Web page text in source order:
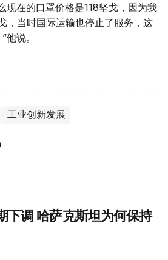
现在的口罩价格是118坚戈，因为我
，当时国际运输也停止了服务，这
说。
工业创新发展
下调 哈萨克斯坦为何保持